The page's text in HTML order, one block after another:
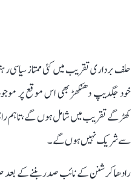
حلف برداری تقریب میں کئی ممتاز
خود جگدیپ دھنکھڑ بھی اس موقع پر
کھڑگے تقریب میں شامل ہوں گے، تاہم
سے شریک نہیں ہوں گے۔
رادھا کرشنن کے نائب صدر بننے کے بعد